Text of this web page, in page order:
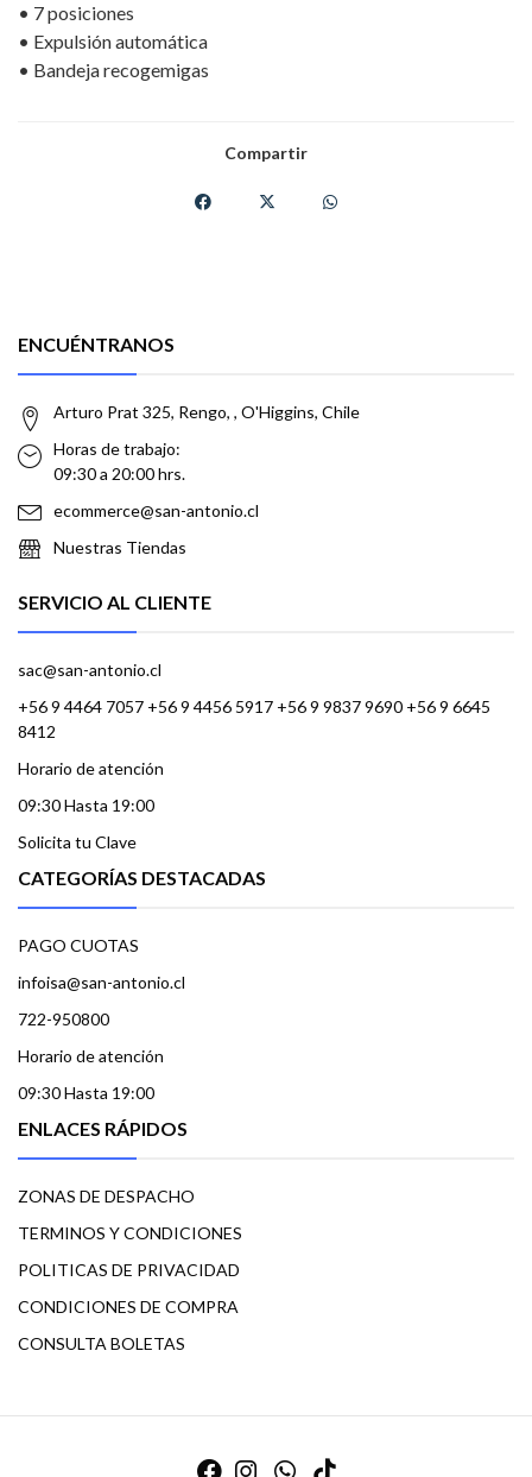
• 7 posiciones
• Expulsión automática
• Bandeja recogemigas
Compartir
ENCUÉNTRANOS
Arturo Prat 325, Rengo, , O'Higgins, Chile
Horas de trabajo:
09:30 a 20:00 hrs.
ecommerce@san-antonio.cl
Nuestras Tiendas
SERVICIO AL CLIENTE
sac@san-antonio.cl
+56 9 4464 7057 +56 9 4456 5917 +56 9 9837 9690 +56 9 6645
8412
Horario de atención
09:30 Hasta 19:00
Solicita tu Clave
CATEGORÍAS DESTACADAS
PAGO CUOTAS
infoisa@san-antonio.cl
722-950800
Horario de atención
09:30 Hasta 19:00
ENLACES RÁPIDOS
ZONAS DE DESPACHO
TERMINOS Y CONDICIONES
POLITICAS DE PRIVACIDAD
CONDICIONES DE COMPRA
CONSULTA BOLETAS